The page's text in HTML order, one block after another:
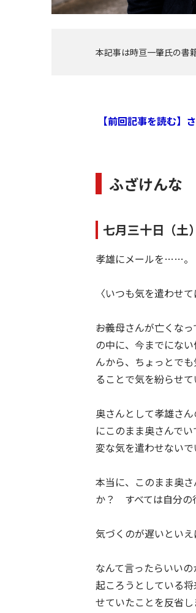
本記事は時亘一肇氏の書
【前回記事を読む】
ふざけんな
七月三十日（土）
孝雄にメールを……。
〈いつも気を遣わせて
――お義母さんが亡く
の中に、今までにな
んから、ちょっとで
ることで気を紛らせ
奥さんとして孝雄さ
にこのまま奥さんで
変な気を遣わせない
本当に、このまま奥
か？ すべては自分の
気づくのが遅いとい
なんて言ったらいい
起ころうとしている
せていたことを反省し